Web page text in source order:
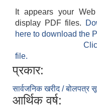
It appears your
display PDF files.
here to download the
file.
प्रकार:
सार्वजनिक खरीद / बोलपत्र
आर्थिक वर्ष: